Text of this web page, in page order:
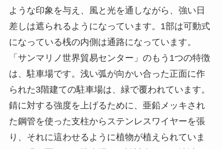
ような印象を与え、風と光を通しながら、強い日
差しは遮られるようになっています。 1部は可動式
になっている桟の内側は通路になっています。
「サンマリノ世界貿易センター」のもう 1つの特徴
は、駐車場です。浅い弧が向かい合った正面に作
られた3階建ての駐車場は、緑で覆われています。
錆に対する強度を上げるために、亜鉛メッキされ
た鋼管を使った支柱からステンレスワイヤーを張
り、それに這わせるように植物が植えられていま